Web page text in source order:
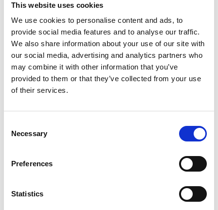
This website uses cookies
We use cookies to personalise content and ads, to
provide social media features and to analyse our traffic.
We also share information about your use of our site with
our social media, advertising and analytics partners who
may combine it with other information that you’ve
provided to them or that they’ve collected from your use
of their services.
Selection
Necessary
Preferences
Statistics
Detail, Storkøbenhavn:
Nicolai Stegmann
M: +4525210250
E:njs@spritfabrikken-danmark.dk